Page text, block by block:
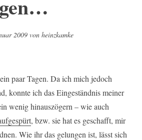
2009 von heinzkamke
paar Tagen. Da ich mich jedoch
konnte ich das Eingeständnis meiner
wenig hinauszögern – wie auch
, bzw. sie hat es geschafft, mir
Wie ihr das gelungen ist, lässt sich